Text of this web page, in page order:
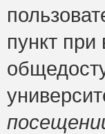
пункт